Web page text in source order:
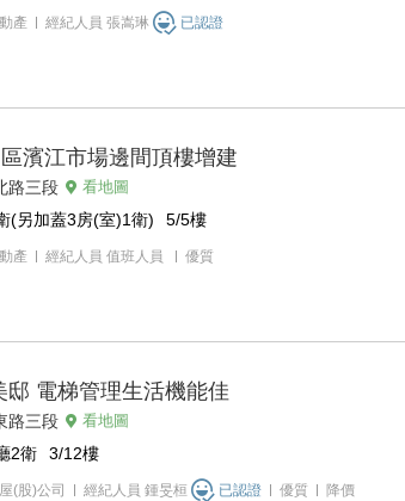
產 經紀人員 張嵩琳 已認證
濱江市場邊間頂樓增建
路三段 看地圖
(另加蓋3房(室)1衛) 5/5樓
產 經紀人員 值班人員 優質
邸 電梯管理生活機能佳
路三段 看地圖
2衛 3/12樓
(股)公司 經紀人員 鍾旻桓 已認證 優質 降價